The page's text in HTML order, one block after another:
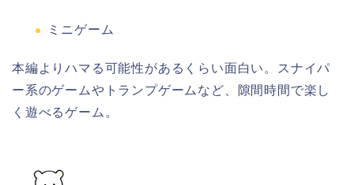
ミニゲーム
本編よりハマる可能性があるくらい面白い。スナイパ
ー系のゲームやトランプゲームなど、隙間時間で楽し
く遊べるゲーム。